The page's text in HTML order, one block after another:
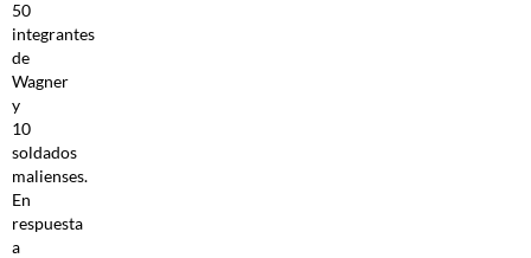
50
integrantes
de
Wagner
y
10
soldados
malienses.
En
respuesta
a